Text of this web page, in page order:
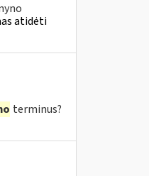
atidėti
terminus?